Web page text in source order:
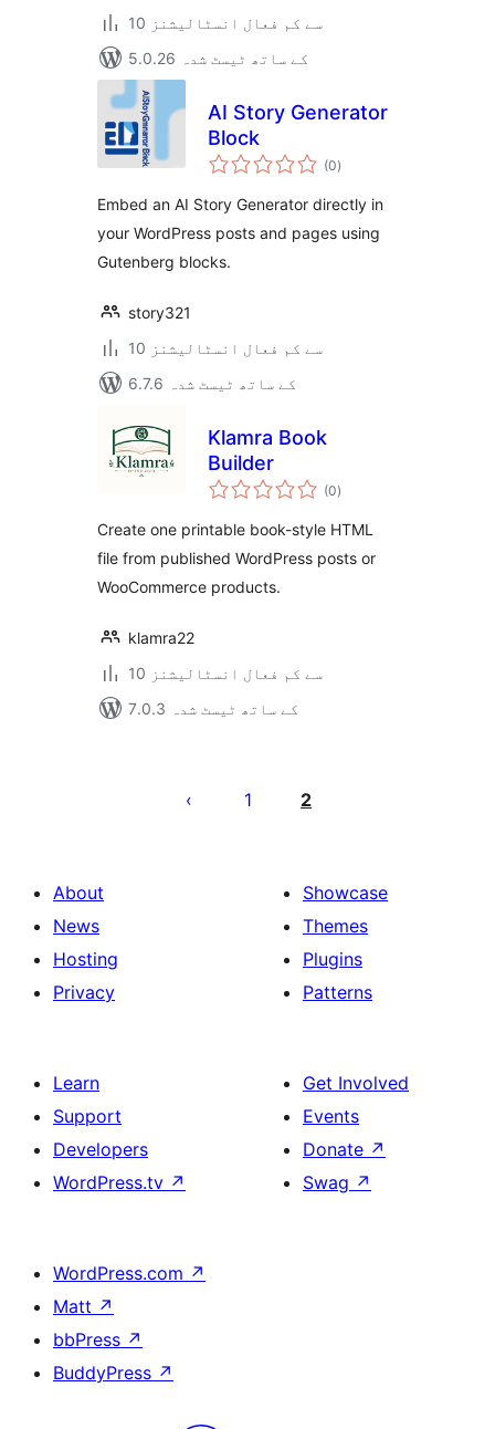
10 سے کم فعال انسٹالیشنز
5.0.26 کے ساتھ ٹیسٹ شدہ
AI Story Generator
Block
(0مجموعی
درجہ
)
Embed an AI Story Generator directly in
your WordPress posts and pages using
Gutenberg blocks.
story321
10 سے کم فعال انسٹالیشنز
6.7.6 کے ساتھ ٹیسٹ شدہ
Klamra Book
Builder
(0مجموعی
درجہ
)
Create one printable book-style HTML
file from published WordPress posts or
WooCommerce products.
klamra22
10 سے کم فعال انسٹالیشنز
7.0.3 کے ساتھ ٹیسٹ شدہ
pagination
1 2
About
News
Hosting
Privacy
Showcase
Themes
Plugins
Patterns
Learn
Support
Developers
WordPress.tv ↗
Get Involved
Events
Donate ↗
Swag ↗
WordPress.com ↗
Matt ↗
bbPress ↗
BuddyPress ↗